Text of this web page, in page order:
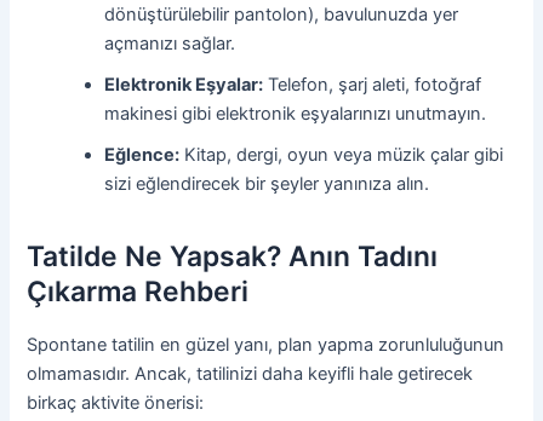
dönüştürülebilir pantolon), bavulunuzda yer
açmanızı sağlar.
Elektronik Eşyalar: Telefon, şarj aleti, fotoğraf
makinesi gibi elektronik eşyalarınızı unutmayın.
Eğlence: Kitap, dergi, oyun veya müzik çalar gibi
sizi eğlendirecek bir şeyler yanınıza alın.
Tatilde Ne Yapsak? Anın Tadını
Çıkarma Rehberi
Spontane tatilin en güzel yanı, plan yapma zorunluluğunun
olmamasıdır. Ancak, tatilinizi daha keyifli hale getirecek
birkaç aktivite önerisi: